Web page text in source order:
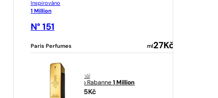
Inspirováno
1 Million
N° 151
Paris Perfumes ml 27Kč
originál
Paco Rabanne 1 Million
2225Kč